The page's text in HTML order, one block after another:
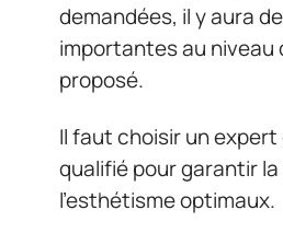
demandées, il y aura
importantes au niveau
proposé.
Il faut choisir un
qualifié pour garantir
l’esthétisme optimaux.